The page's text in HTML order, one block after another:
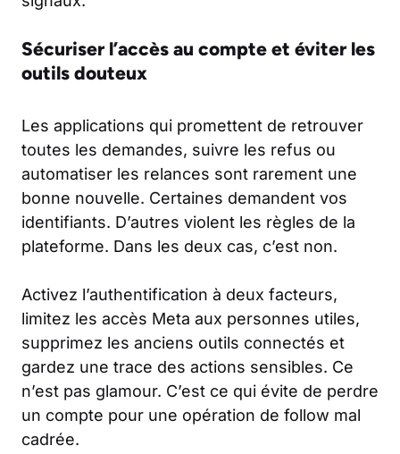
Sécuriser l’accès au compte et éviter les
outils douteux
Les applications qui promettent de retrouver
toutes les demandes, suivre les refus ou
automatiser les relances sont rarement une
bonne nouvelle. Certaines demandent vos
identifiants. D’autres violent les règles de la
plateforme. Dans les deux cas, c’est non.
Activez l’authentification à deux facteurs,
limitez les accès Meta aux personnes utiles,
supprimez les anciens outils connectés et
gardez une trace des actions sensibles. Ce
n’est pas glamour. C’est ce qui évite de perdre
un compte pour une opération de follow mal
cadrée.